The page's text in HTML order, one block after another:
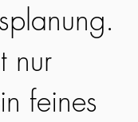
nur
feines